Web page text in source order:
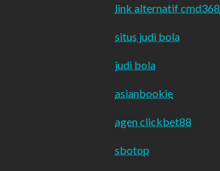
link alternatif cmd368
situs judi bola
judi bola
asianbookie
agen clickbet88
sbotop